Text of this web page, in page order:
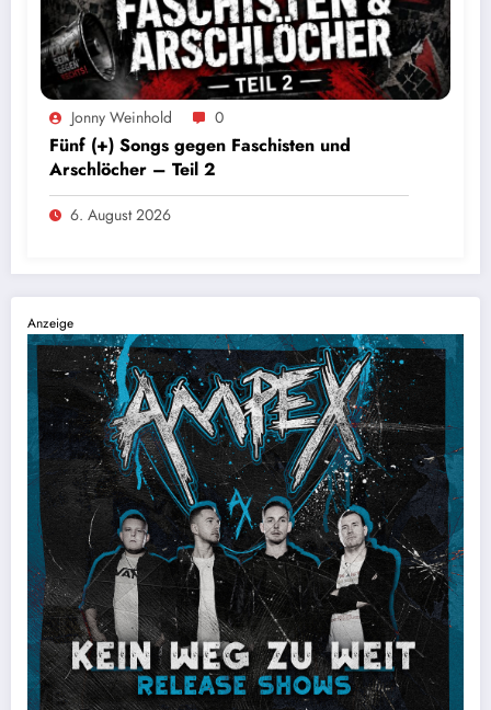
Jonny Weinhold 0
Fünf (+) Songs gegen Faschisten und
Arschlöcher – Teil 2
6. August 2026
Anzeige